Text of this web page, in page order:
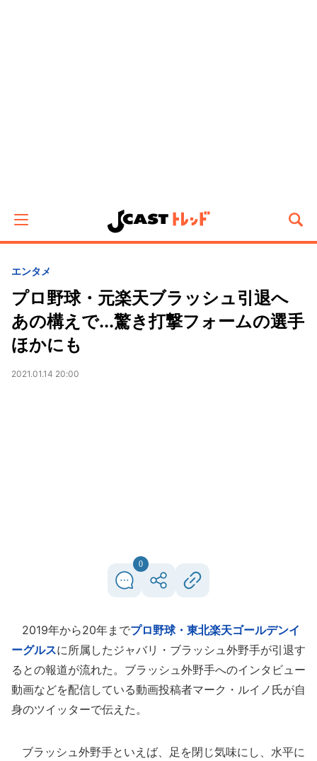
エンタメ
プロ野球・元楽天ブラッシュ引退へ
あの構えで...驚き打撃フォームの選手
ほかにも
2021.01.14 20:00
0
2019年から20年までプロ野球・東北楽天ゴールデンイ
ーグルスに所属したジャバリ・ブラッシュ外野手が引退す
るとの報道が流れた。ブラッシュ外野手へのインタビュー
動画などを配信している動画投稿者マーク・ルイノ氏が自
身のツイッターで伝えた。
ブラッシュ外野手といえば、足を閉じ気味にし、水平に